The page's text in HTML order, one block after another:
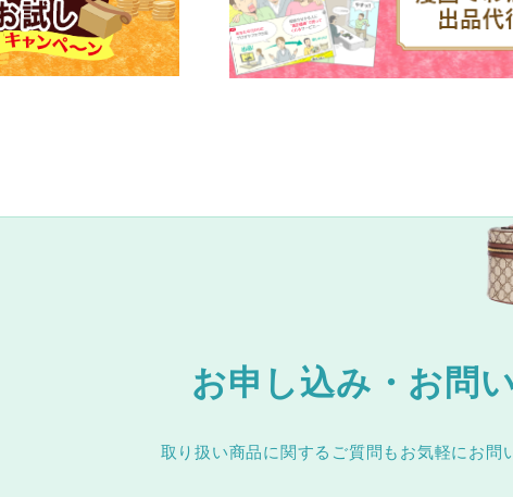
お申し込み・お問
取り扱い商品に関するご質問もお気軽にお問